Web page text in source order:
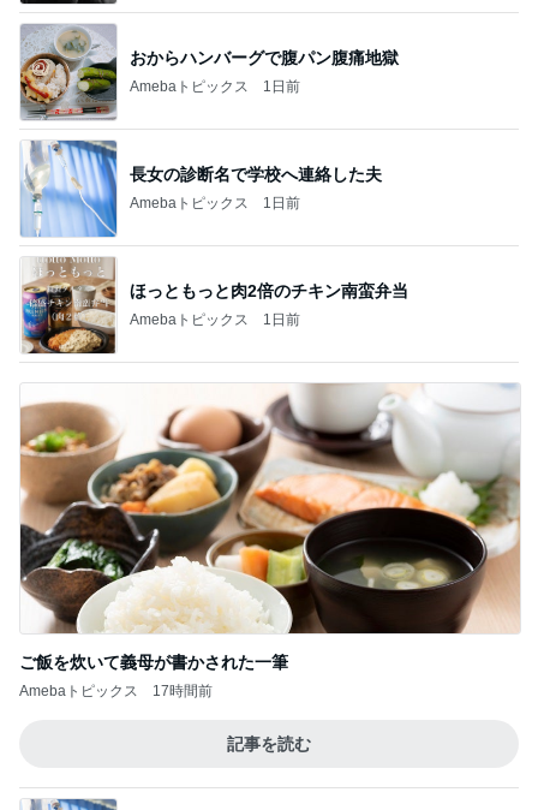
おからハンバーグで腹パン腹痛地獄
Amebaトピックス 1日前
長女の診断名で学校へ連絡した夫
Amebaトピックス 1日前
ほっともっと肉2倍のチキン南蛮弁当
Amebaトピックス 1日前
ご飯を炊いて義母が書かされた一筆
Amebaトピックス 17時間前
記事を読む